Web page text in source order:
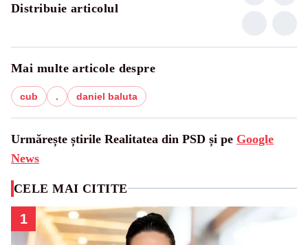
Distribuie articolul
Mai multe articole despre
cub . daniel baluta
Urmărește știrile Realitatea din PSD și pe Google
News
CELE MAI CITITE
1